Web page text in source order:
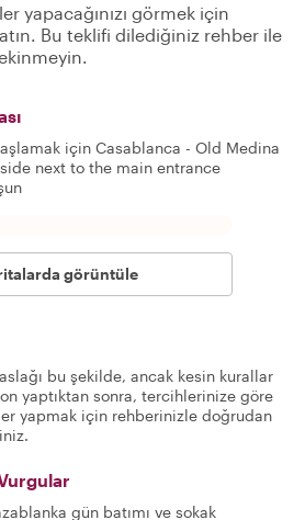
yapacağınızı görmek için
Bu teklifi dilediğiniz rehber ile
için Casablanca - Old Medina
next to the main entrance
görüntüle
bu şekilde, ancak kesin kurallar
yaptıktan sonra, tercihlerinize göre
yapmak için rehberinizle doğrudan
gün batımı ve sokak